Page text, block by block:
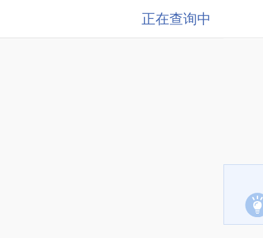
正在查询中